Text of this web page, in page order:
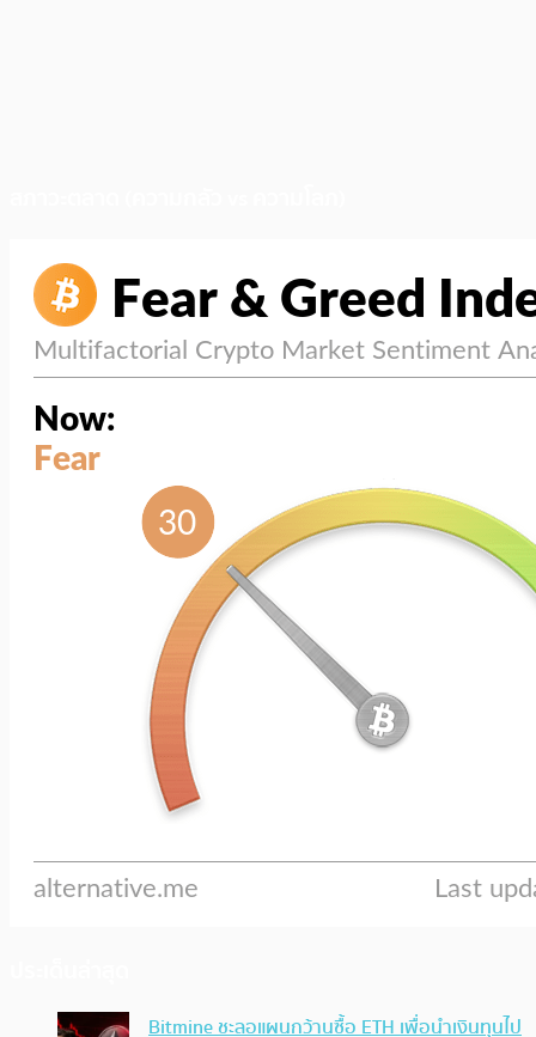
Bitmine ชะลอแผนกว้านซื้อ ETH เพื่อนำเงินทุนไป